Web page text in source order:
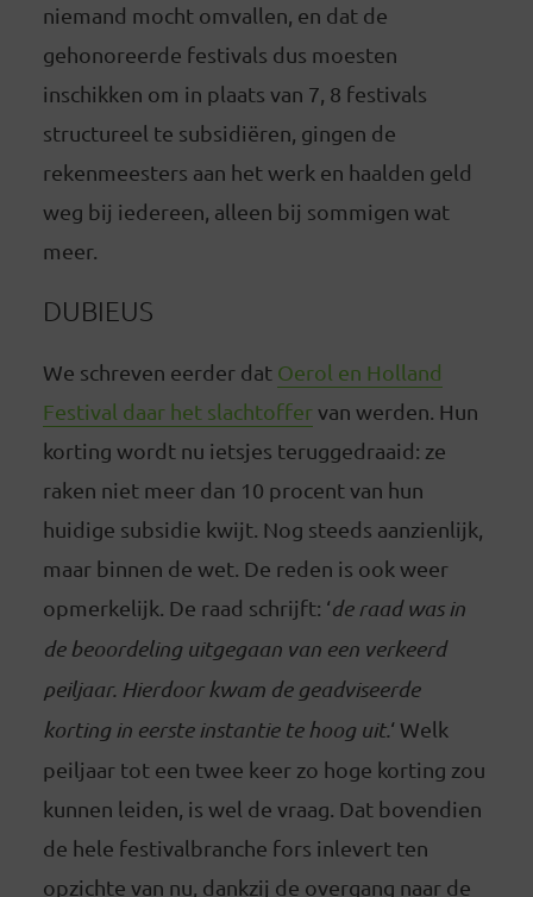
niemand mocht omvallen, en dat de
gehonoreerde festivals dus moesten
inschikken om in plaats van 7, 8 festivals
structureel te subsidiëren, gingen de
rekenmeesters aan het werk en haalden geld
weg bij iedereen, alleen bij sommigen wat
meer.
DUBIEUS
We schreven eerder dat Oerol en Holland
Festival daar het slachtoffervan werden. Hun
korting wordt nu ietsjes teruggedraaid: ze
raken niet meer dan 10 procent van hun
huidige subsidie kwijt. Nog steeds aanzienlijk,
maar binnen de wet. De reden is ook weer
opmerkelijk. De raad schrijft: ‘de raad was in
de beoordeling uitgegaan van een verkeerd
peiljaar. Hierdoor kwam de geadviseerde
korting in eerste instantie te hoog uit.‘ Welk
peiljaar tot een twee keer zo hoge korting zou
kunnen leiden, is wel de vraag. Dat bovendien
de hele festivalbranche fors inlevert ten
opzichte van nu, dankzij de overgang naar de